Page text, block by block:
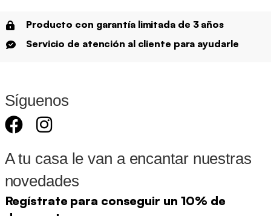
Producto con garantía limitada de 3 años
Servicio de atención al cliente para ayudarle
Síguenos
A tu casa le van a encantar nuestras
novedades
Regístrate para conseguir un 10% de